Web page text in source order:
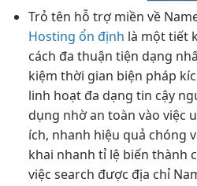
Trỏ tên hỗ trợmiền về
Hosting ổn định là mộttiết
cách đa thuận tiện dạng
kiệm thời gian biện pháp
linh hoạtđa dạng tin cậy
dụng nhờan toàn vào việc
ích, nhanh hiệu quả chóng
khai nhanh tỉ lệ biến thành
việc search được địa chỉ